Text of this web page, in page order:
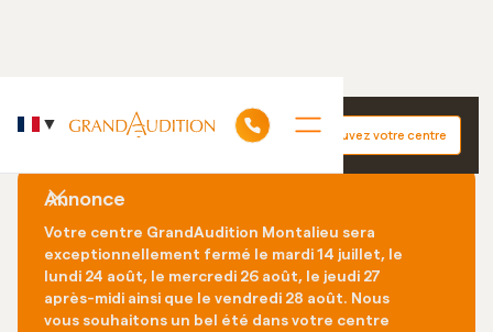
Découvrez nos +130 centres auditifs dans le monde Trouvez votre centre
▼ Accueil GrandAudition Montalieu
Annonce
Votre centre GrandAudition Montalieu sera
exceptionnellement fermé le mardi 14 juillet, le
lundi 24 août, le mercredi 26 août, le jeudi 27
après-midi ainsi que le vendredi 28 août. Nous
vous souhaitons un bel été dans votre centre